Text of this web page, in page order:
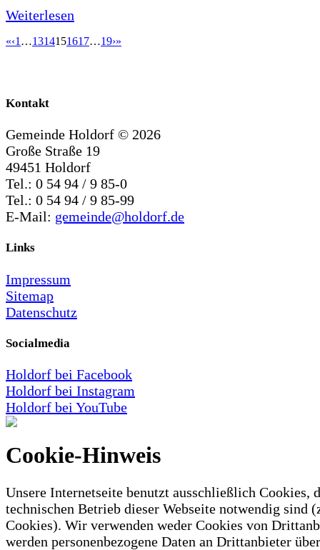
Weiterlesen
«‹1 …1314151617…19›»
Kontakt
Gemeinde Holdorf © 2026
Große Straße 19
49451 Holdorf
Tel.: 0 54 94 / 9 85-0
Tel.: 0 54 94 / 9 85-99
E-Mail: gemeinde@holdorf.de
Links
Impressum
Sitemap
Datenschutz
Socialmedia
Holdorf bei Facebook
Holdorf bei Instagram
Holdorf bei YouTube
Cookie-Hinweis
Unsere Internetseite benutzt ausschließlich Cookies,
technischen Betrieb dieser Webseite notwendig sind
Cookies). Wir verwenden weder Cookies von
werden personenbezogene Daten an Drittanbieter